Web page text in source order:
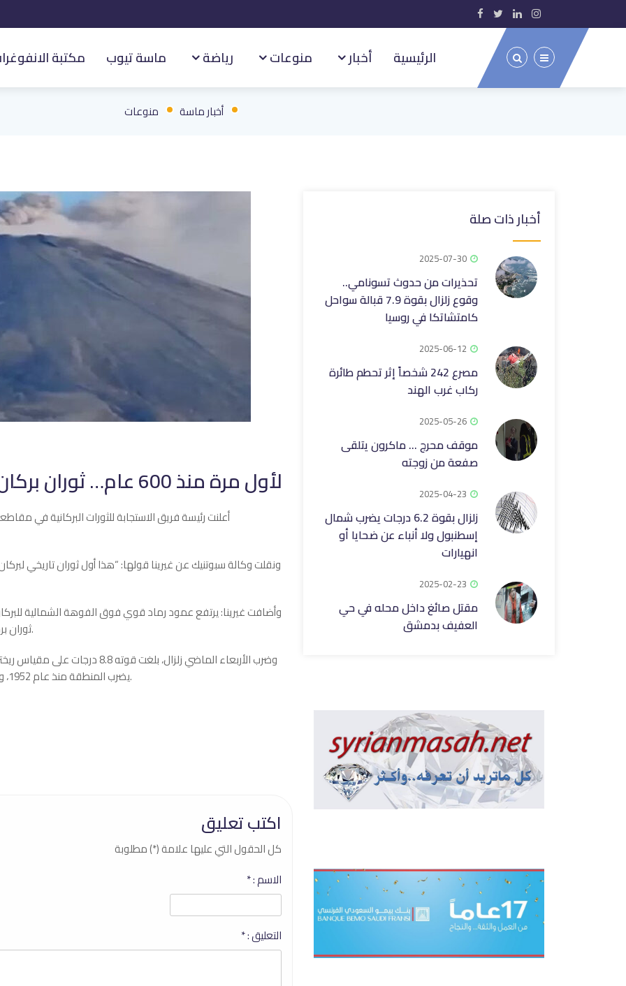
الرئيسية أخبار منوعات رياضة ماسة تيوب مكتبة
أخبار ماسة منوعات
لأول مرة منذ 600 عام… ثوران بركان كراشينينيكوف في روسيا
أعلنت رئيسة فريق الاستجابة للثورات البركانية في
ونقلت وكالة سبوتنيك عن غيرينا قولها: “هذا أول ثوران تاريخي
وأضافت غيرينا: يرتفع عمود رماد قوي فوق الفوهة الشمالية
ثوران بركان كراشينينيكوف مرتبطاً بزلزال قوي ضرب المنطقة مؤخراً.
وضرب الأربعاء الماضي زلزال،
يضرب المنطقة منذ عام 1952، وتسبب بوقوع عدد من الإصابات ودمار عدد كبير من المباني.
اكتب تعليق
كل الحقول التي عليها علامة (*) مطلوبة
الاسم :*
التعليق :*
أخبار ذات صلة
2025-07-30
تحذيرات من حدوث تسونامي..
وقوع زلزال بقوة 7.9 قبالة سواحل
كامتشاتكا في روسيا
2025-06-12
مصرع 242 شخصاً إثر تحطم طائرة
ركاب غرب الهند
2025-05-26
موقف محرج ... ماكرون يتلقى
صفعة من زوجته
2025-04-23
زلزال بقوة 6.2 درجات يضرب شمال
إسطنبول ولا أنباء عن ضحايا أو
انهيارات
2025-02-23
مقتل صائغ داخل محله في حي
العفيف بدمشق